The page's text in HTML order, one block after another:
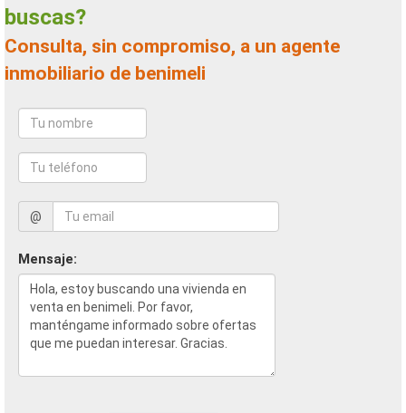
buscas?
Consulta, sin compromiso, a un agente
inmobiliario de benimeli
@
Mensaje: